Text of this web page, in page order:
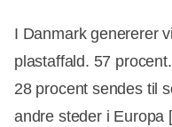
I Danmark genererer
plastaffald. 57
28 procent sendes til
andre steder i Europa